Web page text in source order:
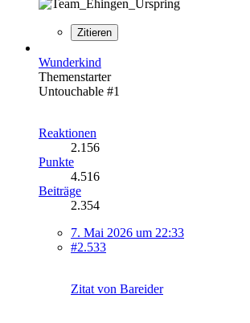
Zitieren
Wunderkind
Themenstarter
Untouchable #1
Reaktionen
2.156
Punkte
4.516
Beiträge
2.354
7. Mai 2026 um 22:33
#2.533
Zitat von Bareider